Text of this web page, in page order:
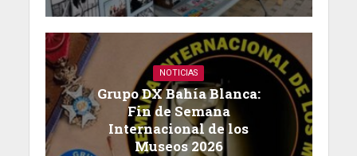
NOTICIAS
Grupo DX Bahía Blanca:
Fin de Semana
Internacional de los
Museos 2026